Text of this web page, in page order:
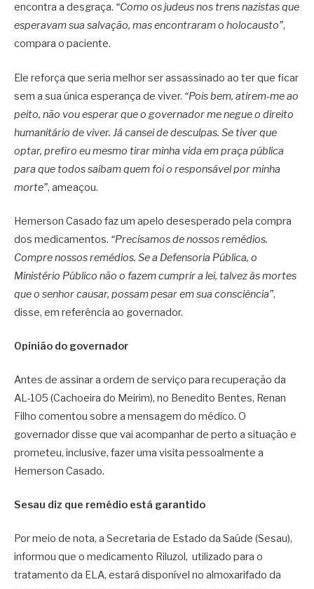
encontra a desgraça. “Como os judeus nos trens nazistas que
esperavam sua salvação, mas encontraram o holocausto”,
compara o paciente.
Ele reforça que seria melhor ser assassinado ao ter que ficar
sem a sua única esperança de viver. “Pois bem, atirem-me ao
peito, não vou esperar que o governador me negue o direito
humanitário de viver. Já cansei de desculpas. Se tiver que
optar, prefiro eu mesmo tirar minha vida em praça pública
para que todos saibam quem foi o responsável por minha
morte”, ameaçou.
Hemerson Casado faz um apelo desesperado pela compra
dos medicamentos. “Precisamos de nossos remédios.
Compre nossos remédios. Se a Defensoria Pública, o
Ministério Público não o fazem cumprir a lei, talvez às mortes
que o senhor causar, possam pesar em sua consciência”,
disse, em referência ao governador.
Opinião do governador
Antes de assinar a ordem de serviço para recuperação da
AL-105 (Cachoeira do Meirim), no Benedito Bentes, Renan
Filho comentou sobre a mensagem do médico. O
governador disse que vai acompanhar de perto a situação e
prometeu, inclusive, fazer uma visita pessoalmente a
Hemerson Casado.
Sesau diz que remédio está garantido
Por meio de nota, a Secretaria de Estado da Saúde (Sesau),
informou que o medicamento Riluzol, utilizado para o
tratamento da ELA, estará disponível no almoxarifado da